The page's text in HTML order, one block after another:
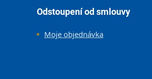
Odstoupení od smlouvy
Moje objednávka